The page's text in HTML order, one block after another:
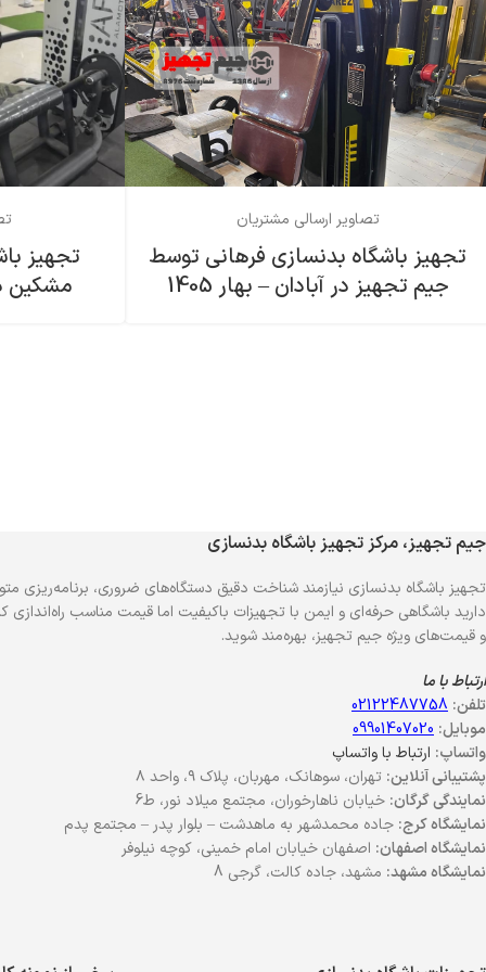
تصاویر ارسالی مشتریان
تجهیز باشگاه بدنسازی فرهاني توسط
جیم تجهیز در آبادان – بهار 1405
تجهیز
مشکین
جیم تجهیز، مرکز تجهیز باشگاه بدنسازی
تجهیز باشگاه بدنسازی نیازمند شناخت دقیق دستگاه‌های ضروری، برنامه‌ریزی
دارید باشگاهی حرفه‌ای و ایمن با تجهیزات باکیفیت اما قیمت مناسب راه‌اندازی
و قیمت‌های ویژه جیم تجهیز، بهره‌مند شوید.
ارتباط با ما
تلفن: 02122487758
موبایل: 09901407020
واتساپ: ارتباط با واتساپ
پشتیبانی آنلاین: تهران، سوهانک، مهربان، پلاک ۹، واحد ۸
نمایندگی گرگان: خیابان ناهارخوران، مجتمع میلاد نور، ط6
نمایشگاه کرج: جاده محمدشهر به ماهدشت – بلوار پدر – مجتمع پدم
نمایشگاه اصفهان: اصفهان خیابان امام خمینی، کوچه نیلوفر
نمایشگاه مشهد: مشهد، جاده کالت، گرجی 8